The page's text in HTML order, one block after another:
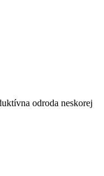
odroda neskorej